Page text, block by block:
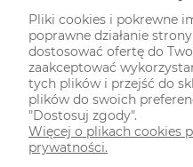
ODWIEDŹ NAS NA
Pliki cookies i pokrewne
poprawne działanie
dostosować ofertę do
zaakceptować
tych plików i przejść do
plików do swoich
"Dostosuj zgody".
Więcej o plikach cookies
prywatności.